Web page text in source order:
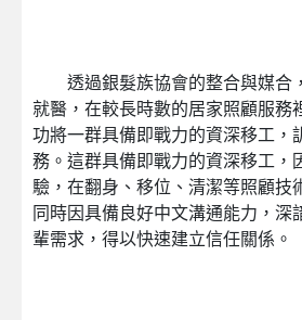
透過銀髮族協會的整合與媒合
就醫，在較長時數的居家照顧服務
功將一群具備即戰力的資深移工，
務。這群具備即戰力的資深移工，
驗，在翻身、移位、清潔等照顧技
同時因具備良好中文溝通能力，深
輩需求，得以快速建立信任關係。